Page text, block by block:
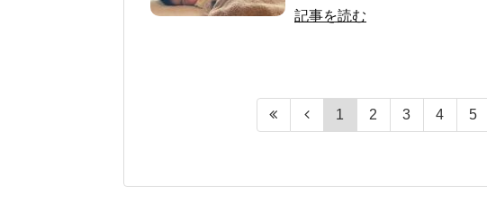
記事を読む
1 2 3 4 5